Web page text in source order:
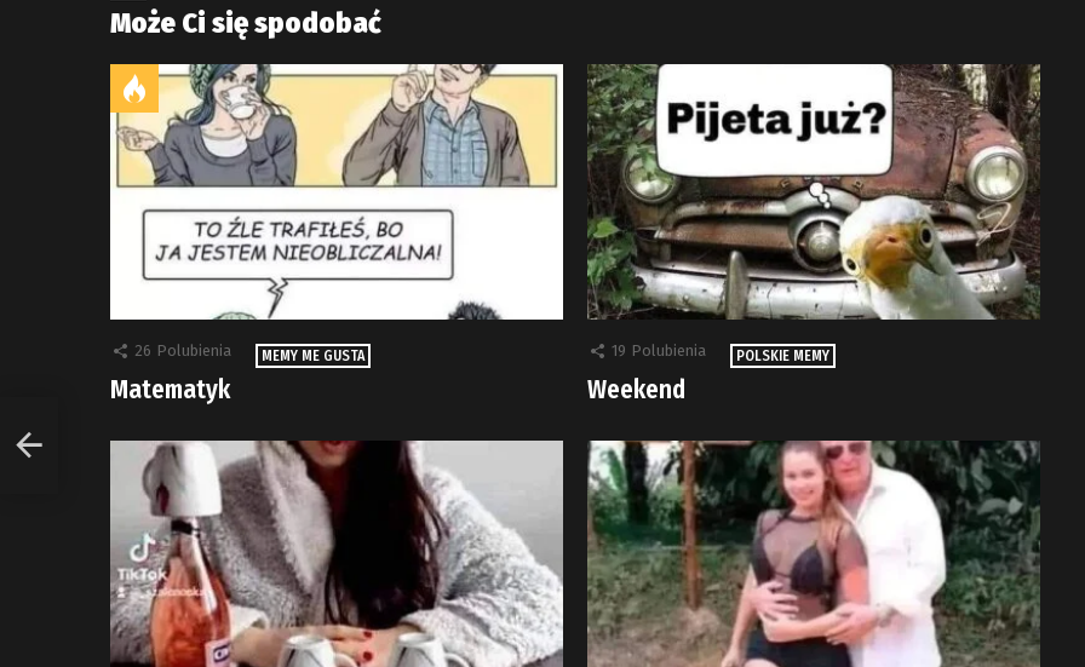
Może Ci się spodobać
26 Polubienia MEMY ME GUSTA
Matematyk
19 Polubienia POLSKIE MEMY
Weekend